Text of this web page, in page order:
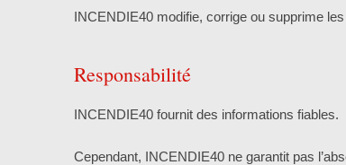
INCENDIE40 modifie, corrige ou supprime
Responsabilité
INCENDIE40 fournit des informations fiables.
Cependant, INCENDIE40 ne garantit pas